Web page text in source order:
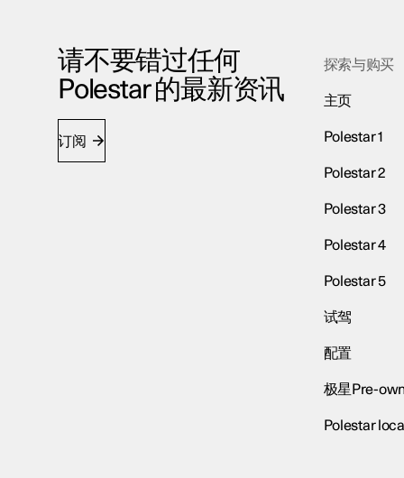
请不要错过任何
Polestar 的最新资讯
订阅
探索与购买
主页
Polestar 1
Polestar 2
Polestar 3
Polestar 4
Polestar 5
试驾
配置
极星Pre-
Polestar